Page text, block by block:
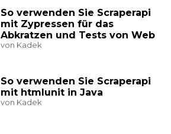
So verwenden Sie Scraperapi
mit Zypressen für das
Abkratzen und Tests von Web
von Kadek
So verwenden Sie Scraperapi
mit htmlunit in Java
von Kadek